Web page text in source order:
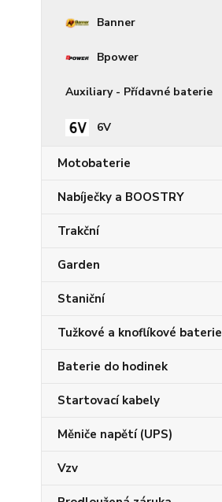
Banner
Bpower
Auxiliary - Přídavné baterie
6V
Motobaterie
Nabíječky a BOOSTRY
Trakční
Garden
Staniční
Tužkové a knoflíkové baterie
Baterie do hodinek
Startovací kabely
Měniče napětí (UPS)
Vzv